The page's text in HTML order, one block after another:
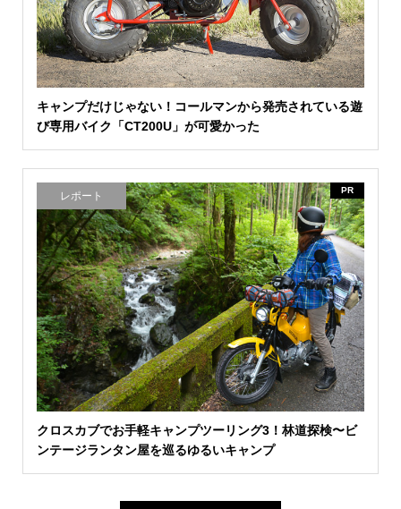
キャンプだけじゃない！コールマンから発売されている遊
び専用バイク「CT200U」が可愛かった
レポート PR
クロスカブでお手軽キャンプツーリング3！林道探検〜ビ
ンテージランタン屋を巡るゆるいキャンプ